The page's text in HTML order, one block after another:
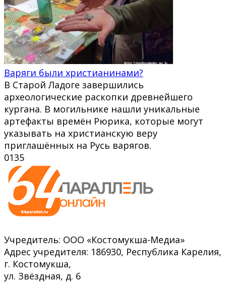
Варяги были христианинами?
В Старой Ладоге завершились
археологические раскопки древнейшего
кургана. В могильнике нашли уникальные
артефакты времён Рюрика, которые могут
указывать на христианскую веру
приглашённых на Русь варягов.
0135
Учредитель: ООО «Костомукша-Медиа»
Адрес учредителя: 186930, Республика Карелия,
г. Костомукша,
ул. Звёздная, д. 6